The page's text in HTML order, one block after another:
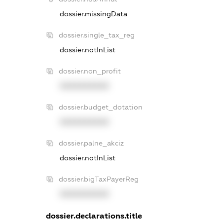
dossier.missingData
dossier.single_tax_reg
dossier.notInList
dossier.non_profit
dossier.budget_dotation
dossier.palne_akciz
dossier.notInList
dossier.bigTaxPayerReg
dossier.declarations.title